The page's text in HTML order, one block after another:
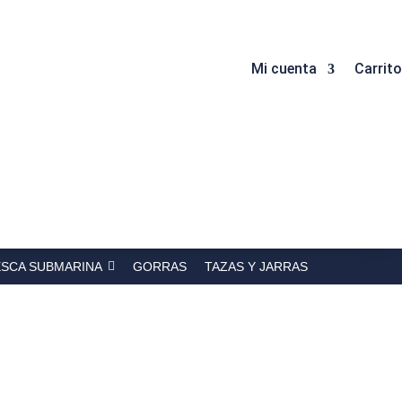
Mi cuenta Carrito
SUBMARINA GORRAS TAZAS Y JARRAS